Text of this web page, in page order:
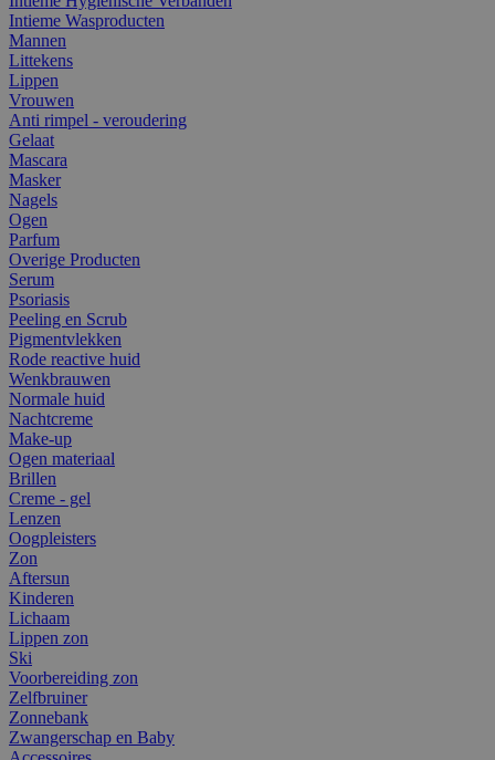
Intieme Wasproducten
Mannen
Littekens
Lippen
Vrouwen
Anti rimpel - veroudering
Gelaat
Mascara
Masker
Nagels
Ogen
Parfum
Overige Producten
Serum
Psoriasis
Peeling en Scrub
Pigmentvlekken
Rode reactive huid
Wenkbrauwen
Normale huid
Nachtcreme
Make-up
Ogen materiaal
Brillen
Creme - gel
Lenzen
Oogpleisters
Zon
Aftersun
Kinderen
Lichaam
Lippen zon
Ski
Voorbereiding zon
Zelfbruiner
Zonnebank
Zwangerschap en Baby